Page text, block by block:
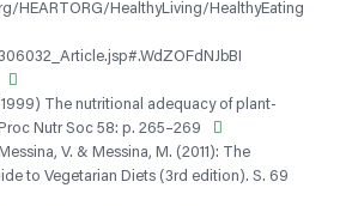
HEARTORG/HealthyLiving/HealthyEating
The nutritional adequacy of plant-
Nutr Soc 58: p. 265–269
V. & Messina, M. (2011): The
to Vegetarian Diets (3rd edition). S. 69